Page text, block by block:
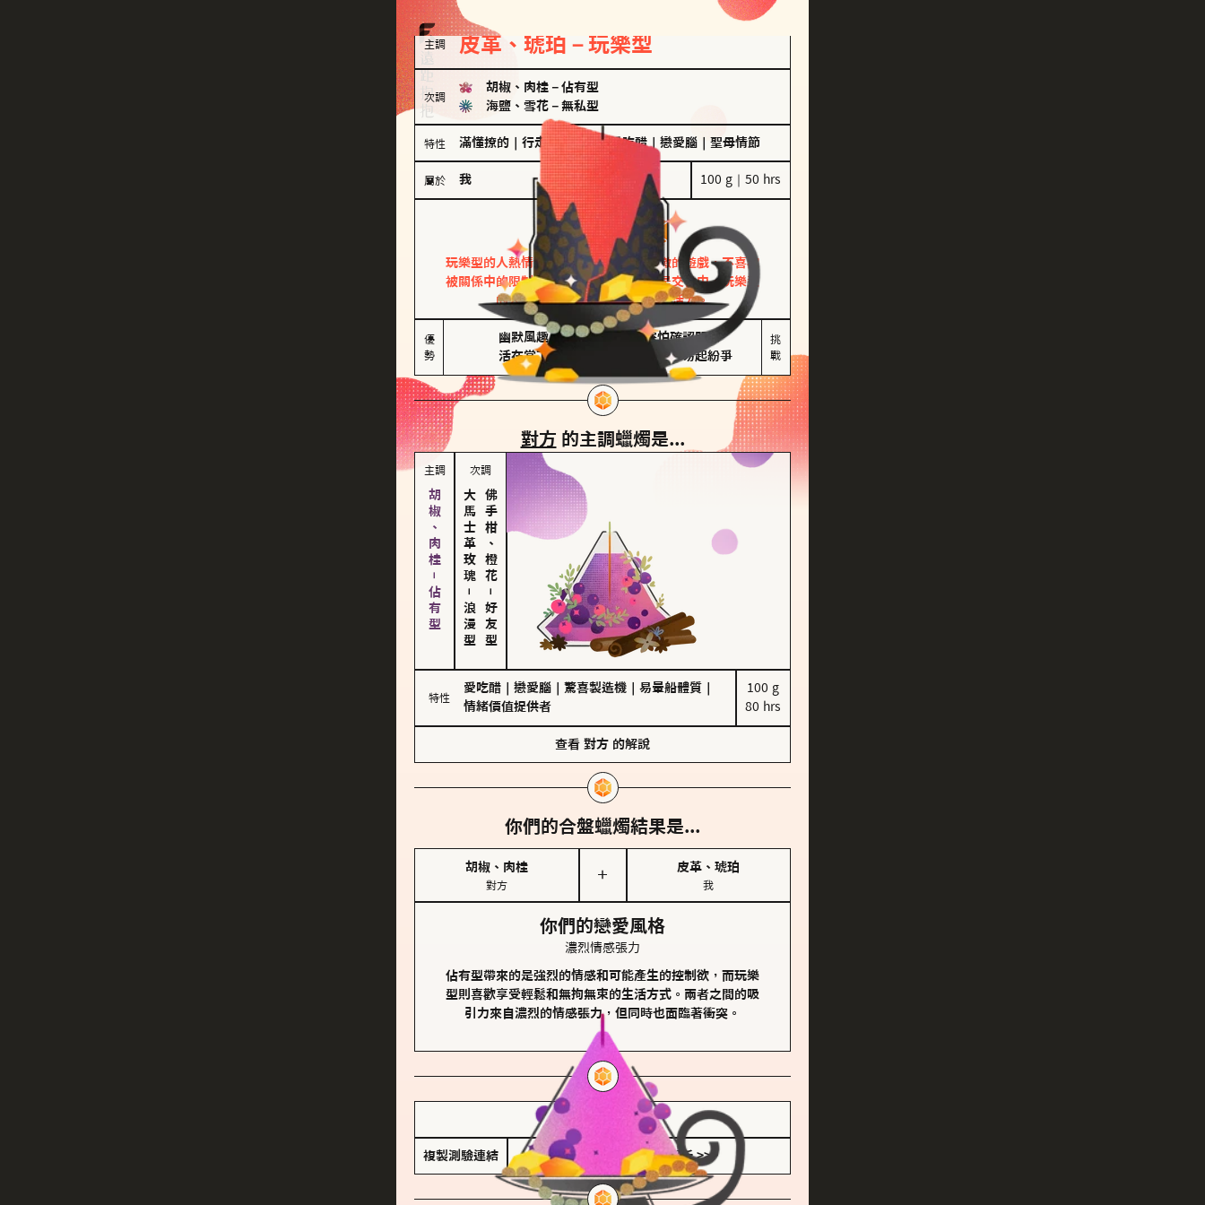
主調 皮革、琥珀－玩樂型
次調
胡椒、肉桂 － 佔有型
海鹽、雪花 － 無私型
特性 滿懂撩的 行走的發電機 ｜ 愛吃醋｜ 戀愛腦 聖母情節
屬於 我 100 g｜50 hrs
玩樂型
皮革、琥珀
玩樂型的人熱情洋溢，視戀愛為一場刺激的遊戲，不喜歡
被關係中的限制綑綁。無論是約會中還是交往中，玩樂型
的人總能帶來樂趣，讓關係充滿活力。
優
勢
幽默風趣
活在當下
害怕確認關係
桃花較多易起紛爭
挑
戰
對方 的主調蠟燭是...
主調
胡椒、肉桂－佔有型
次調
大馬士革玫瑰
－
浪漫型
佛手柑、橙花
－
好友型
特性
愛吃醋 戀愛腦 驚喜製造機 易暈船體質
情緒價值提供者
100 g
80 hrs
查看 對方 的解說
你們的合盤蠟燭結果是...
胡椒、肉桂
對方
＋
皮革、琥珀
我
你們的戀愛風格
濃烈情感張力
佔有型帶來的是強烈的情感和可能產生的控制欲，而玩樂
型則喜歡享受輕鬆和無拘無束的生活方式。兩者之間的吸
引力來自濃烈的情感張力，但同時也面臨著衝突。
儲存我的結果圖
複製測驗連結 查看香氛類型全解析 >>>